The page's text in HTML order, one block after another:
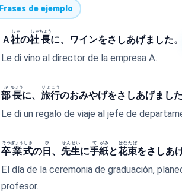
Frases de ejemplo
Ａ社
しゃ
の社
しゃ
長
ちょう
に、ワインをさしあげました。
Le di vino al director de la empresa A.
部
ぶ
長
ちょう
に、旅
りょ
行
こう
のおみやげをさしあげました
Le di un regalo de viaje al jefe de
卒
そつ
業
ぎょう
式
しき
の日
ひ
、 先
せん
生
せい
に手
て
紙
がみ
と花
はな
束
たば
をさしあ
El día de la ceremonia de graduación,
profesor.